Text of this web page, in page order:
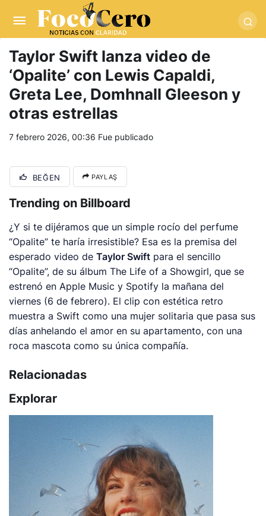
trwin giriş
masterbetting-palacebet1.com-
tlcasino giriş-betandyou-vbett34.com betovis34.net-
skyloftsbet
Taylor Swift lanza video de
‘Opalite’ con Lewis Capaldi,
Greta Lee, Domhnall Gleeson y
otras estrellas
7 febrero 2026, 00:36 Fue publicado
BEĞEN PAYLAŞ
Trending on Billboard
¿Y si te dijéramos que un simple rocío del perfume
“Opalite” te haría irresistible? Esa es la premisa del
esperado video deTaylor Swift para el sencillo
“Opalite”, de su álbumThe Life of a Showgirl, que se
estrenó en Apple Music y Spotify la mañana del
viernes (6 de febrero). El clip con estética retro
muestra a Swift como una mujer solitaria que pasa sus
días anhelando el amor en su apartamento, con una
roca mascota como su única compañía.
Relacionadas
Explorar